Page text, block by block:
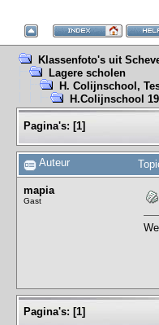
Klassenfoto's uit
Lagere scholen
H. Colijnschool,
H.Colijnschool
Pagina's: [1]
Auteur
mapia
Gast
Pagina's: [1]